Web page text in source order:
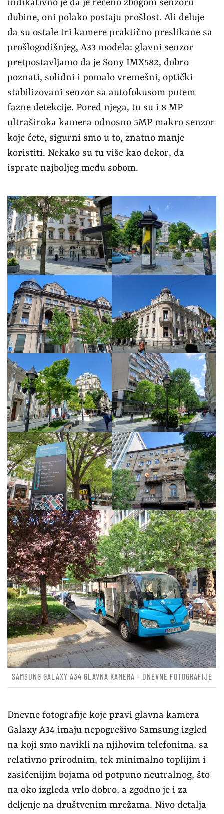
indikativno je da je rečeno zbogom senzoru
dubine, oni polako postaju prošlost. Ali deluje
da su ostale tri kamere praktično preslikane sa
prošlogodišnjeg, A33 modela: glavni senzor
pretpostavljamo da je Sony IMX582, dobro
poznati, solidni i pomalo vremešni, optički
stabilizovani senzor sa autofokusom putem
fazne detekcije. Pored njega, tu su i 8 MP
ultraširoka kamera odnosno 5MP makro senzor
koje ćete, sigurni smo u to, znatno manje
koristiti. Nekako su tu više kao dekor, da
isprate najboljeg među sobom.
SAMSUNG GALAXY A34 GLAVNA KAMERA – DNEVNE FOTOGRAFIJE
Dnevne fotografije koje pravi glavna kamera
Galaxy A34 imaju nepogrešivo Samsung izgled
na koji smo navikli na njihovim telefonima, sa
relativno prirodnim, tek minimalno toplijim i
zasićenijim bojama od potpuno neutralnog, što
na oko izgleda vrlo dobro, a zgodno je i za
deljenje na društvenim mrežama. Nivo detalja